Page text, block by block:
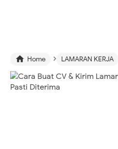
 Home › LAMARAN KERJA